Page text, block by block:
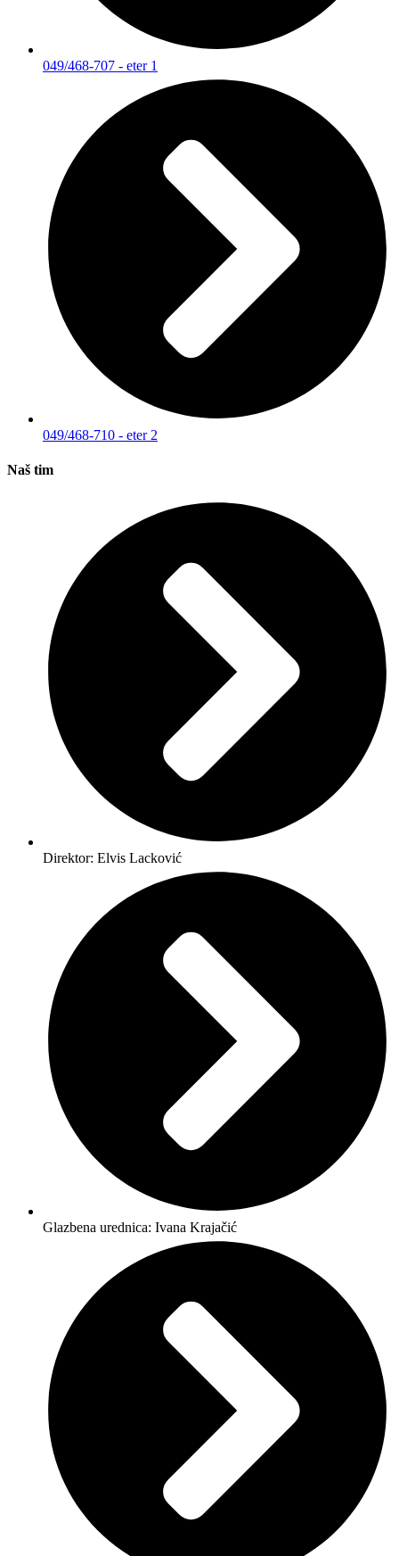
049/468-707 - eter 1
049/468-710 - eter 2
Naš tim
Direktor: Elvis Lacković
Glazbena urednica: Ivana Krajačić